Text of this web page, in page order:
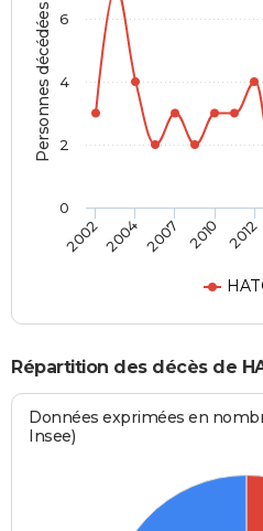
Personnes décédées
20022004 2007 2010 2012
0
2
4
6
Répartition des décès de
Données exprimées en
Insee)